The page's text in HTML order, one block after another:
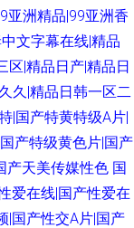
亚洲精品|99亚洲香
文字幕在线|精品
区|精品日产|精品日
久|精品日韩一区二
|国产特黄特级A片|
产特级黄色片|国产
产天美传媒性色 国
爱在线|国产性爱在
|国产性交A片|国产